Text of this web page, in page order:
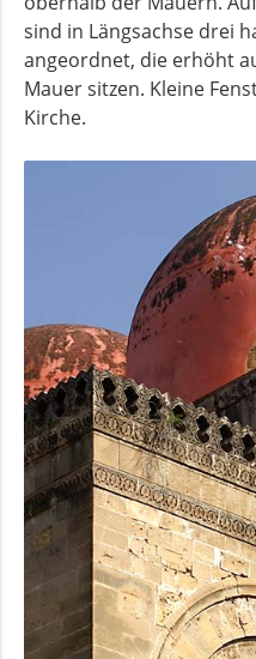
sind in Längsachse drei
angeordnet, die erhöht
Mauer sitzen. Kleine
Kirche.